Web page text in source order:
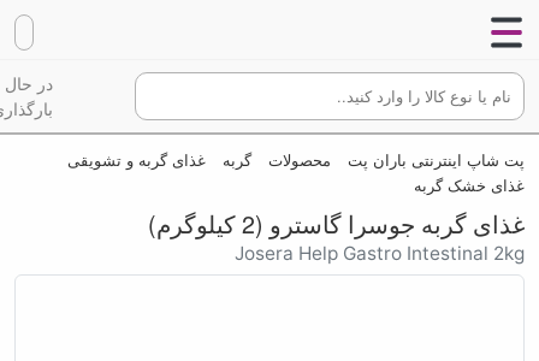
در حال
پت شاپ اینترنتی باران پت محصولات گربه
غذای گربه و تشویقی
غذای خشک گربه
غذای گربه جوسرا گاسترو (2 کیلوگرم)
Josera Help Gastro Intestinal 2kg